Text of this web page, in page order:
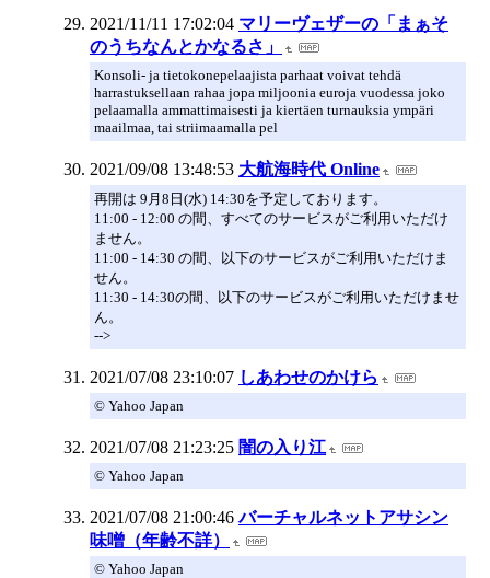
2021/11/11 17:02:04 マリーヴェザーの「まぁそ
のうちなんとかなるさ」
Konsoli- ja tietokonepelaajista parhaat voivat tehdä
harrastuksellaan rahaa jopa miljoonia euroja vuodessa joko
pelaamalla ammattimaisesti ja kiertäen turnauksia ympäri
maailmaa, tai striimaamalla pel
2021/09/08 13:48:53 大航海時代 Online
再開は 9月8日(水) 14:30を予定しております。
11:00 - 12:00 の間、すべてのサービスがご利用いただけ
ません。
11:00 - 14:30 の間、以下のサービスがご利用いただけま
せん。
11:30 - 14:30の間、以下のサービスがご利用いただけませ
ん。
-->
2021/07/08 23:10:07 しあわせのかけら
© Yahoo Japan
2021/07/08 21:23:25 闇の入り江
© Yahoo Japan
2021/07/08 21:00:46 バーチャルネットアサシン
味噌（年齢不詳）
© Yahoo Japan